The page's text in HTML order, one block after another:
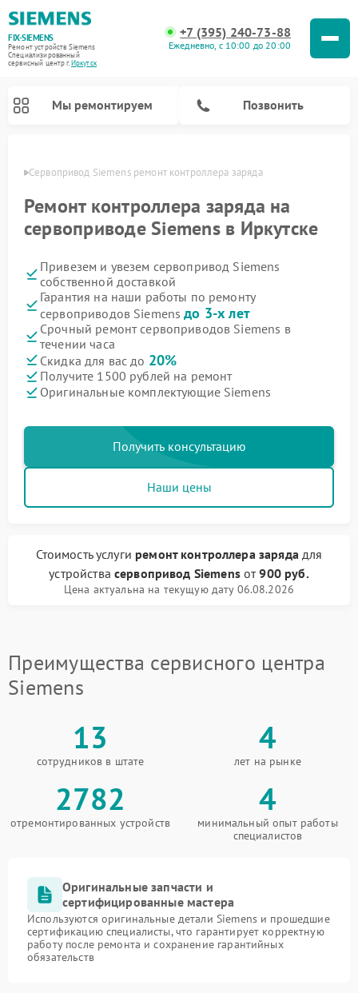
FIX-SIEMENS
Ремонт устройств Siemens
Специализированный
cервисный центр г.Иркутск
+7 (395) 240-73-88
Ежедневно, с 10:00 до 20:00
Мы ремонтируем Позвонить
Сервопривод Siemens ремонт контроллера заряда
Ремонт контроллера заряда на
сервоприводе Siemens в Иркутске
Привезем и увезем сервопривод Siemens
собственной доставкой
Гарантия на наши работы по ремонту
сервоприводов Siemensдо 3-х лет
Срочный ремонт сервоприводов Siemens в
течении часа
Скидка для вас до 20%
Получите 1500 рублей на ремонт
Оригинальные комплектующие Siemens
Получить консультацию
Наши цены
Стоимость услуги ремонт контроллера заряда для
устройства сервопривод Siemensот900 руб.
Цена актуальна на текущую дату 06.08.2026
Преимущества сервисного центра
Siemens
13
сотрудников в штате
4
лет на рынке
2782
отремонтированных устройств
4
минимальный опыт работы
специалистов
Оригинальные запчасти и
сертифицированные мастера
Используются оригинальные детали Siemens и прошедшие
сертификацию специалисты, что гарантирует корректную
работу после ремонта и сохранение гарантийных
обязательств